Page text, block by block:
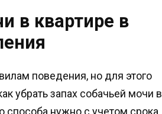
в квартире в
поведения, но для этого
убрать запах собачьей мочи в